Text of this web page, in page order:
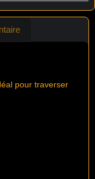
pour traverser